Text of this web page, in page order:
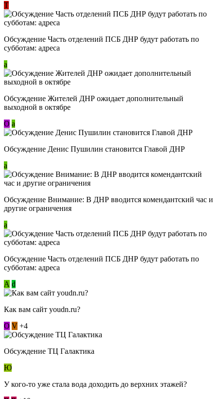
Т
Обсуждение Часть отделений ПСБ ДНР будут работать по
субботам: адреса
a
Обсуждение Жителей ДНР ожидает дополнительный
выходной в октябре
О a
Обсуждение Денис Пушилин становится Главой ДНР
a
Обсуждение Внимание: В ДНР вводится комендантский час и
другие ограничения
a
Обсуждение Часть отделений ПСБ ДНР будут работать по
субботам: адреса
А d
Как вам сайт youdn.ru?
О V +4
Обсуждение ТЦ Галактика
Ю
У кого-то уже стала вода доходить до верхних этажей?